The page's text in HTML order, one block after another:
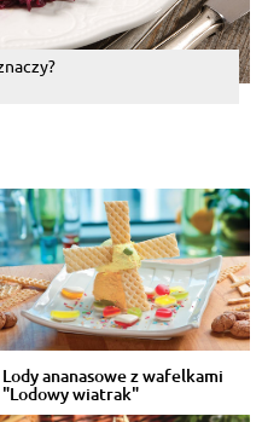
Lody ananasowe z wafelkami
"Lodowy wiatrak"